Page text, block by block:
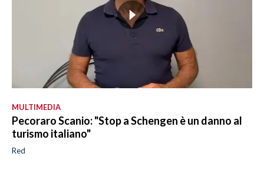
MULTIMEDIA
Pecoraro Scanio: "Stop a Schengen è un danno al
turismo italiano"
Red